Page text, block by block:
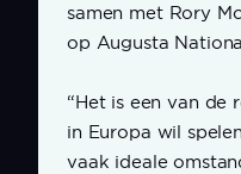
samen met Rory
op Augusta
“Het is een van de
in Europa wil
vaak ideale